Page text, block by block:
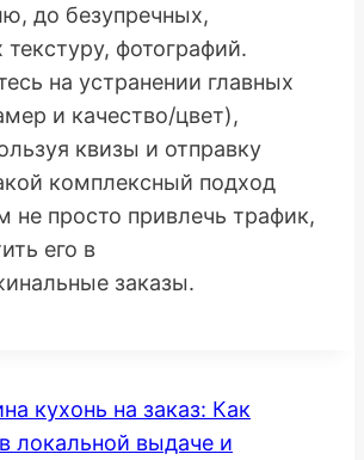
до безупречных,
фотографий.
на устранении главных
и качество/цвет),
квизы и отправку
комплексный подход
не просто привлечь трафик,
его в
заказы.
кухонь на заказ: Как
локальной выдаче и